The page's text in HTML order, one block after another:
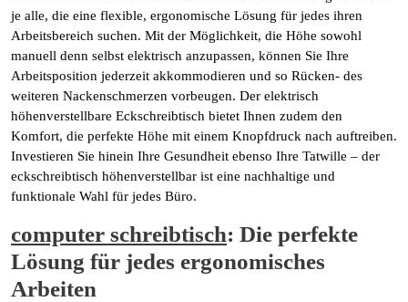
je alle, die eine flexible, ergonomische Lösung für jedes ihren
Arbeitsbereich suchen. Mit der Möglichkeit, die Höhe sowohl
manuell denn selbst elektrisch anzupassen, können Sie Ihre
Arbeitsposition jederzeit akkommodieren und so Rücken- des
weiteren Nackenschmerzen vorbeugen. Der elektrisch
höhenverstellbare Eckschreibtisch bietet Ihnen zudem den
Komfort, die perfekte Höhe mit einem Knopfdruck nach auftreiben.
Investieren Sie hinein Ihre Gesundheit ebenso Ihre Tatwille – der
eckschreibtisch höhenverstellbar ist eine nachhaltige und
funktionale Wahl für jedes Büro.
computer schreibtisch: Die perfekte
Lösung für jedes ergonomisches
Arbeiten